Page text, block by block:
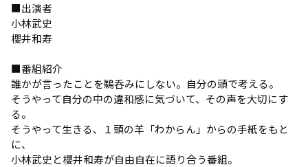
■出演者
小林武史
櫻井和寿
■番組紹介
誰かが⾔ったことを鵜呑みにしない。⾃分の頭で考える。
そうやって⾃分の中の違和感に気づいて、その声を⼤切にす
る。
そうやって⽣きる、１頭の⽺「わからん」からの⼿紙をもと
に、
⼩林武史と櫻井和寿が⾃由⾃在に語り合う番組。